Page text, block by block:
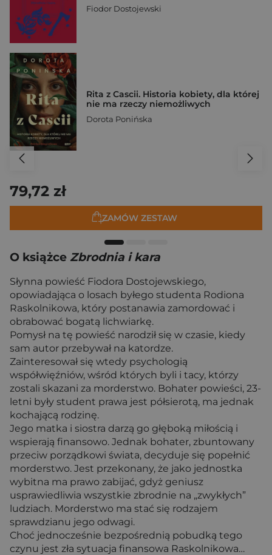
Fiodor Dostojewski
Rita z Cascii. Historia kobiety, dla której
nie ma rzeczy niemożliwych
Dorota Ponińska
79,72 zł
ZAMÓW ZESTAW
O książce Zbrodnia i kara
Słynna powieść Fiodora Dostojewskiego,
opowiadająca o losach byłego studenta Rodiona
Raskolnikowa, który postanawia zamordować i
obrabować bogatą lichwiarkę.
Pomysł na tę powieść narodził się w czasie, kiedy
sam autor przebywał na katordze.
Zainteresował się wtedy psychologią
współwięźniów, wśród których byli i tacy, którzy
zostali skazani za morderstwo. Bohater powieści, 23-
letni były student prawa jest półsierotą, ma jednak
kochającą rodzinę.
Jego matka i siostra darzą go głęboką miłością i
wspierają finansowo. Jednak bohater, zbuntowany
przeciw porządkowi świata, decyduje się popełnić
morderstwo. Jest przekonany, że jako jednostka
wybitna ma prawo zabijać, gdyż geniusz
usprawiedliwia wszystkie zbrodnie na „zwykłych”
ludziach. Morderstwo ma stać się rodzajem
sprawdzianu jego odwagi.
Choć jednocześnie bezpośrednią pobudką tego
czynu jest zła sytuacja finansowa Raskolnikowa…